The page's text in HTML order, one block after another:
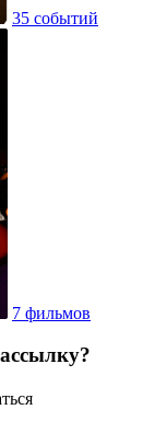
35 событий
7 фильмов